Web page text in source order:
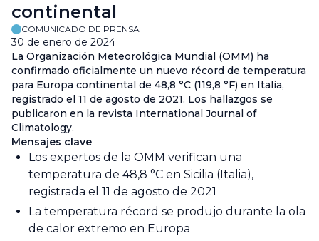
continental
COMUNICADO DE PRENSA
30 de enero de 2024
La Organización Meteorológica Mundial (OMM) ha
confirmado oficialmente un nuevo récord de temperatura
para Europa continental de 48,8 °C (119,8 °F) en Italia,
registrado el 11 de agosto de 2021. Los hallazgos se
publicaron en la revista International Journal of
Climatology.
Mensajes clave
Los expertos de la OMM verifican una
temperatura de 48,8 °C en Sicilia (Italia),
registrada el 11 de agosto de 2021
La temperatura récord se produjo durante la ola
de calor extremo en Europa